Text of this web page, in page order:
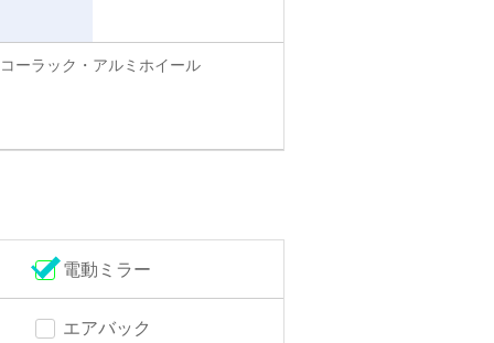
ーラック・アルミホイール
電動ミラー
エアバック